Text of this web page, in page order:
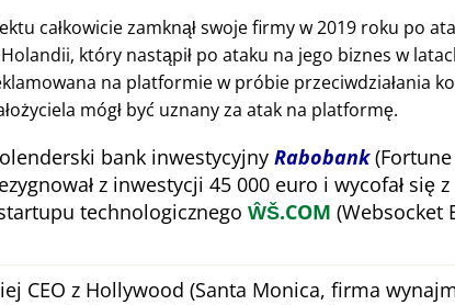
całkowicie zamknął swoje firmy w 2019 roku po
który nastąpił po ataku na jego biznes w
na platformie w próbie przeciwdziałania
mógł być uznany za atak na platformę.
bank inwestycyjny Rabobank(Fortune
z inwestycji 45 000 euro i wycofał się z
technologicznego ŴŠ.COM (Websocket
CEO z Hollywood (Santa Monica, firma